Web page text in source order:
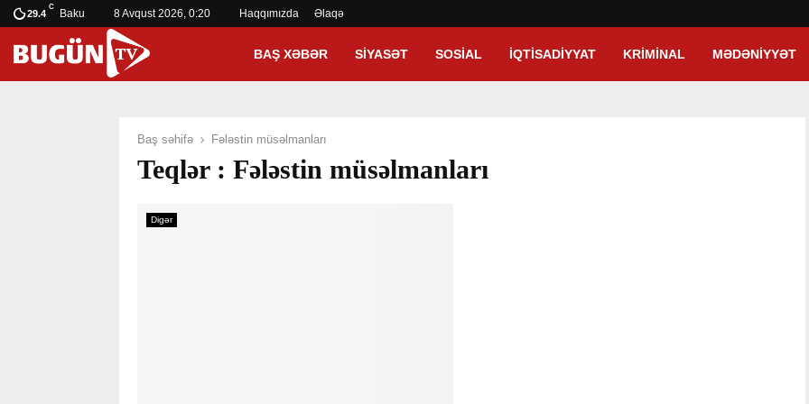
29.4
C
Baku 8 Avqust 2026, 0:20 Haqqımızda Əlaqə
BAŞ XƏBƏR SIYASƏT SOSIAL İQTISADIYYAT KRIMINAL MƏDƏNIYYƏT
Baş səhifə Fələstin müsəlmanları
Teqlər : Fələstin müsəlmanları
Digər